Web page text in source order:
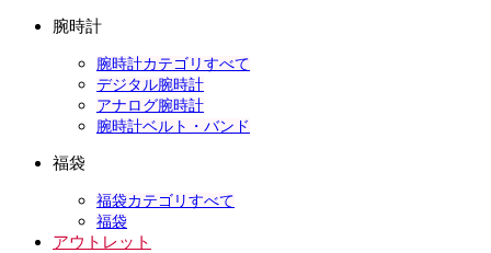
腕時計
腕時計カテゴリすべて
デジタル腕時計
アナログ腕時計
腕時計ベルト・バンド
福袋
福袋カテゴリすべて
福袋
アウトレット